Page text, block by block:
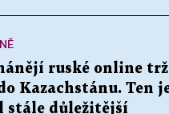
ruské online
Kazachstánu. Ten
stále důležitější